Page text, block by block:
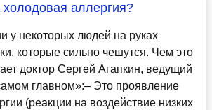
аллергия?
у некоторых людей на руках
которые сильно чешутся. Чем это
доктор Сергей Агапкин, ведущий
главном»:– Это проявление
(реакции на воздействие низких